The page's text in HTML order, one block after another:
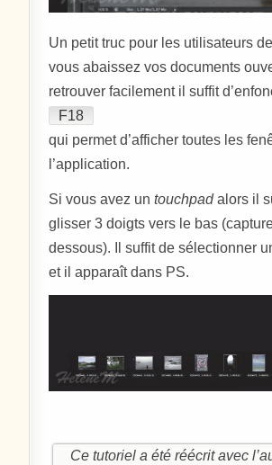
Un petit truc pour les utilisateurs
vous abaissez vos documents
retrouver facilement il suffit
F18
qui permet d’afficher toutes les
l’application.
Si vous avez untouchpadalors il
glisser 3 doigts vers le bas
dessous). Il suffit de sélectionner
et il apparaît dans PS.
Ce tutoriel a été réécrit avec